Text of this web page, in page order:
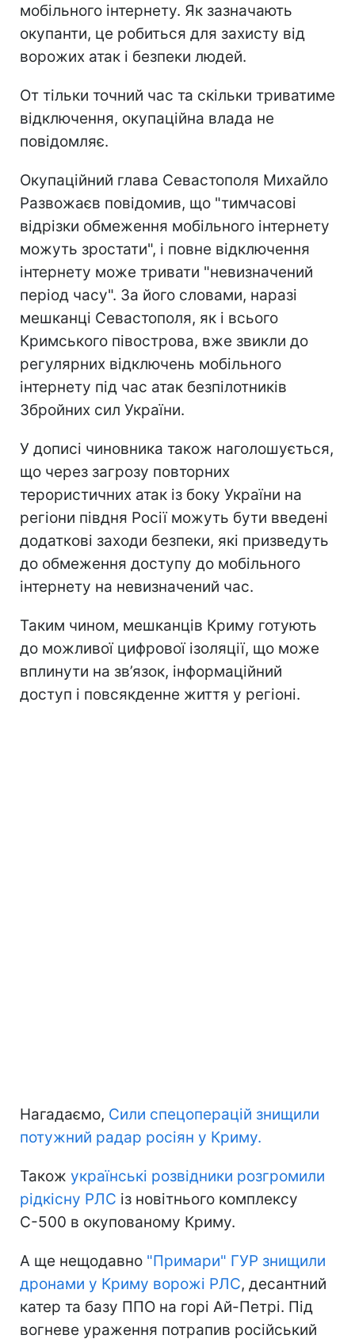
мобільного інтернету. Як зазначають
окупанти, це робиться для захисту від
ворожих атак і безпеки людей.
От тільки точний час та скільки триватиме
відключення, окупаційна влада не
повідомляє.
Окупаційний глава Севастополя Михайло
Развожаєв повідомив, що "тимчасові
відрізки обмеження мобільного інтернету
можуть зростати", і повне відключення
інтернету може тривати "невизначений
період часу". За його словами, наразі
мешканці Севастополя, як і всього
Кримського півострова, вже звикли до
регулярних відключень мобільного
інтернету під час атак безпілотників
Збройних сил України.
У дописі чиновника також наголошується,
що через загрозу повторних
терористичних атак із боку України на
регіони півдня Росії можуть бути введені
додаткові заходи безпеки, які призведуть
до обмеження доступу до мобільного
інтернету на невизначений час.
Таким чином, мешканців Криму готують
до можливої цифрової ізоляції, що може
вплинути на зв’язок, інформаційний
доступ і повсякденне життя у регіоні.
Нагадаємо, Сили спецоперацій знищили
потужний радар росіян у Криму.
Також українські розвідники розгромили
рідкісну РЛС із новітнього комплексу
С-500 в окупованому Криму.
А ще нещодавно "Примари" ГУР знищили
дронами у Криму ворожі РЛС, десантний
катер та базу ППО на горі Ай-Петрі. Під
вогневе ураження потрапив російський